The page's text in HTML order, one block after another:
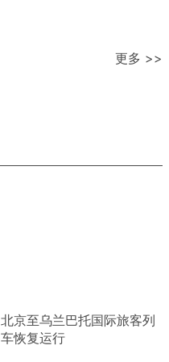
更多 >>
北京至乌兰巴托国际旅客列
车恢复运行